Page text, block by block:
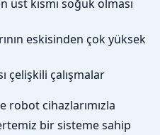
üst kısmı soğuk olması
eskisinden çok yüksek
çelişkili çalışmalar
robot cihazlarımızla
bir sisteme sahip